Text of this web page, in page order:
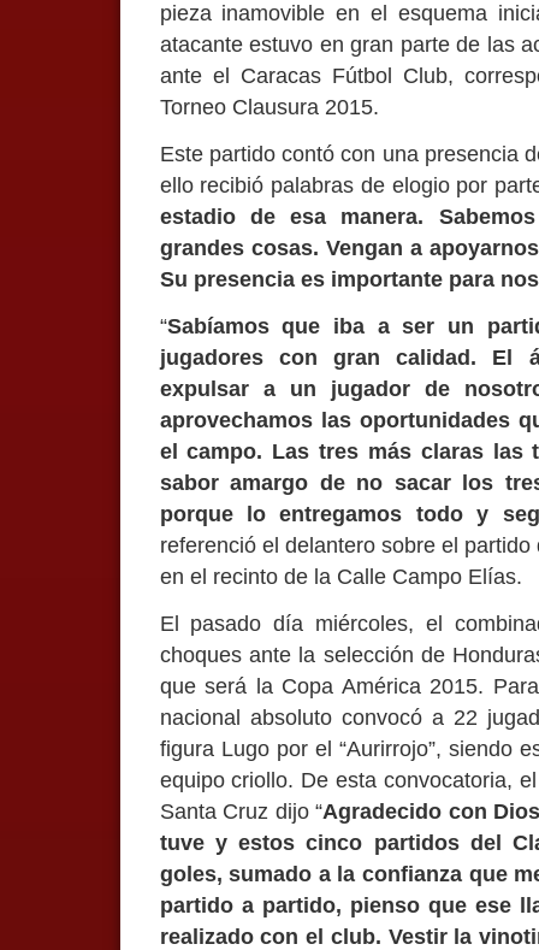
pieza inamovible en el esquema
atacante estuvo en gran parte de las
ante el Caracas Fútbol Club,
Torneo Clausura 2015.
Este partido contó con una presencia
ello recibió palabras de elogio por
estadio de esa manera.
grandes cosas. Vengan a
Su presencia es importante para
“Sabíamos que iba a ser un
jugadores con gran calidad. El
expulsar a un jugador de
aprovechamos las oportunidades
el campo. Las tres más claras las
sabor amargo de no sacar los
porque lo entregamos todo y
referenció el delantero sobre el
en el recinto de la Calle Campo Elías.
El pasado día miércoles, el
choques ante la selección de
que será la Copa América 2015.
nacional absoluto convocó a 22
figura Lugo por el “Aurirrojo”, siendo
equipo criollo. De esta convocatoria,
Santa Cruz dijo “Agradecido con
tuve y estos cinco partidos del
goles, sumado a la confianza que
partido a partido, pienso que ese
realizado con el club. Vestir la